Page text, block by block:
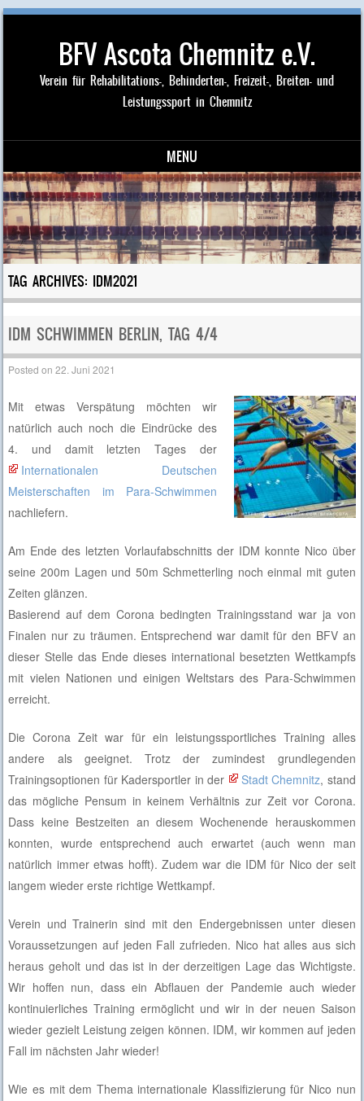
BFV Ascota Chemnitz e.V.
Verein für Rehabilitations-, Behinderten-, Freizeit-, Breiten- und
Leistungssport in Chemnitz
MENU
Skip to content
TAG ARCHIVES: IDM2021
IDM SCHWIMMEN BERLIN, TAG 4/4
Posted on22. Juni 2021
Mit etwas Verspätung möchten wir
natürlich auch noch die Eindrücke des
4. und damit letzten Tages der
Internationalen Deutschen
Meisterschaften im Para-Schwimmen
nachliefern.
Am Ende des letzten Vorlaufabschnitts der IDM konnte Nico über
seine 200m Lagen und 50m Schmetterling noch einmal mit guten
Zeiten glänzen.
Basierend auf dem Corona bedingten Trainingsstand war ja von
Finalen nur zu träumen. Entsprechend war damit für den BFV an
dieser Stelle das Ende dieses international besetzten Wettkampfs
mit vielen Nationen und einigen Weltstars des Para-Schwimmen
erreicht.
Die Corona Zeit war für ein leistungssportliches Training alles
andere als geeignet. Trotz der zumindest grundlegenden
Trainingsoptionen für Kadersportler in der
Stadt Chemnitz, stand
das mögliche Pensum in keinem Verhältnis zur Zeit vor Corona.
Dass keine Bestzeiten an diesem Wochenende herauskommen
konnten, wurde entsprechend auch erwartet (auch wenn man
natürlich immer etwas hofft). Zudem war die IDM für Nico der seit
langem wieder erste richtige Wettkampf.
Verein und Trainerin sind mit den Endergebnissen unter diesen
Voraussetzungen auf jeden Fall zufrieden. Nico hat alles aus sich
heraus geholt und das ist in der derzeitigen Lage das Wichtigste.
Wir hoffen nun, dass ein Abflauen der Pandemie auch wieder
kontinuierliches Training ermöglicht und wir in der neuen Saison
wieder gezielt Leistung zeigen können. IDM, wir kommen auf jeden
Fall im nächsten Jahr wieder!
Wie es mit dem Thema internationale Klassifizierung für Nico nun